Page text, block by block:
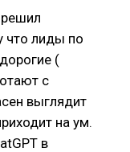
что лиды по
(
с
выглядит
на ум.
в